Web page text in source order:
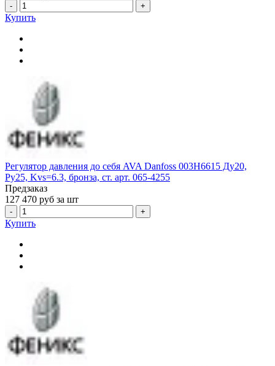
- +
Купить
Регулятор давления до себя AVA Danfoss 003H6615 Ду20,
Ру25, Kvs=6.3, бронза, ст. арт. 065-4255
Предзаказ
127 470 руб за шт
- +
Купить